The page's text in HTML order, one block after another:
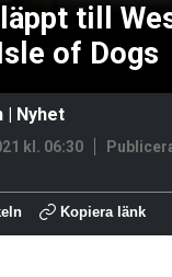
till
of Dogs
| Nyhet
kl. 06:30
Kopiera länk